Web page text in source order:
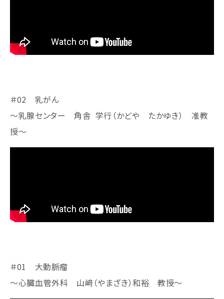
＃02 乳がん
～乳腺センター 角舎 学行（かどや たかゆき） 准教
授​​​​​～
＃01 大動脈瘤
～心臓血管外科 山﨑（やまざき）和裕 教授～​​​​​​